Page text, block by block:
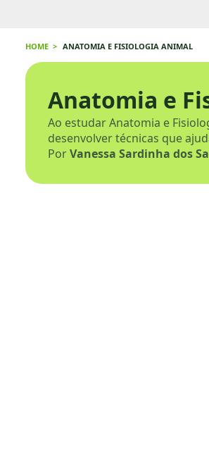
HOME ANATOMIA E FISIOLOGIA ANIMAL
Anatomia e
Ao estudar Anatomia e
desenvolver técnicas que
PorVanessa Sardinha dos